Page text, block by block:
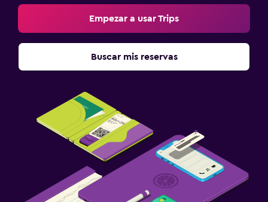
Empezar a usar Trips
Buscar mis reservas